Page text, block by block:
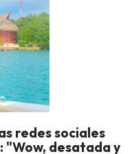
redes sociales
desatada y